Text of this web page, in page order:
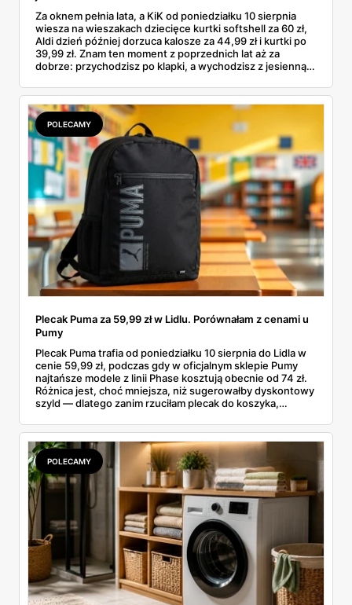
Za oknem pełnia lata, a KiK od poniedziałku 10 sierpnia
wiesza na wieszakach dziecięce kurtki softshell za 60 zł,
Aldi dzień później dorzuca kalosze za 44,99 zł i kurtki po
39,99 zł. Znam ten moment z poprzednich lat aż za
dobrze: przychodzisz po klapki, a wychodzisz z jesienną
pojawi się w gazetkach w przyszłym tygodniu i czy jest
sens kupować jesień, zanim skończą się wakacje.
POLECAMY
Plecak Puma za 59,99 zł w Lidlu. Porównałam z cenami u
Pumy
Plecak Puma trafia od poniedziałku 10 sierpnia do Lidla w
cenie 59,99 zł, podczas gdy w oficjalnym sklepie Pumy
najtańsze modele z linii Phase kosztują obecnie od 74 zł.
Różnica jest, choć mniejsza, niż sugerowałby dyskontowy
szyld — dlatego zanim rzuciłam plecak do koszyka,
rozpiska: co dokładnie sprzedaje Lidl, ile kosztują
odpowiedniki u producenta i komu ten zakup naprawdę
się opłaci.
POLECAMY